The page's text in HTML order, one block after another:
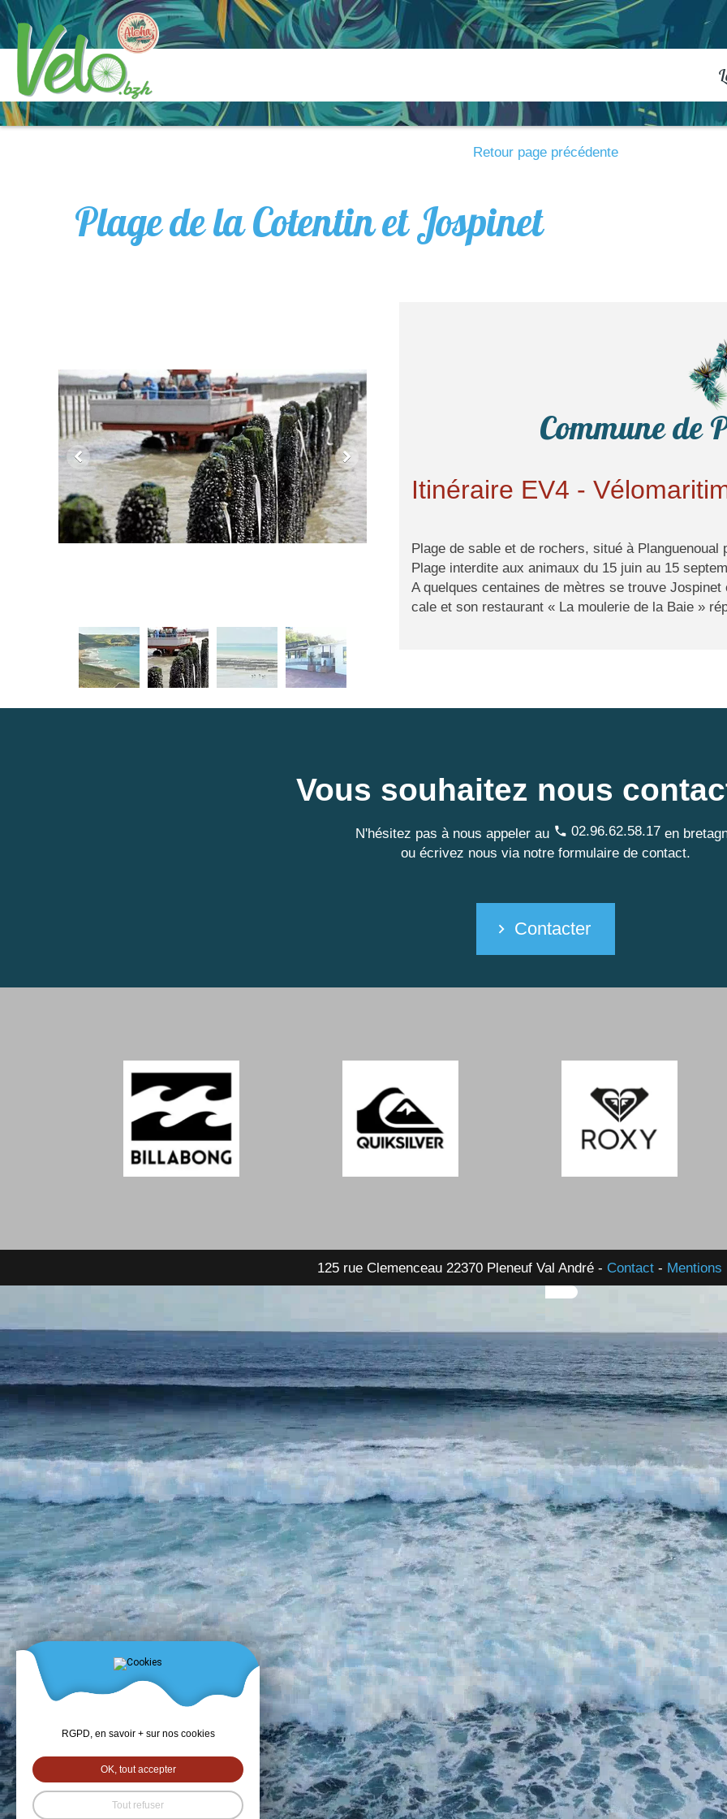
Retour page précédente
Plage de la Cotentin et Jospinet
Commune de
Itinéraire EV4 -
Plage de sable et de rochers, situé à Planguenoual
Plage interdite aux animaux du 15 juin au 15
A quelques centaines de mètres se trouve
cale et son restaurant « La moulerie de la Baie »
Vous souhaitez nous
N'hésitez pas à nous appeler au 02.96.62.58.17 en
ou écrivez nous via notre formulaire de contact.
Contacter
125 rue Clemenceau 22370 Pleneuf Val André - Contact - Mentions
RGPD, en savoir + sur nos cookies
OK, tout accepter
Tout refuser